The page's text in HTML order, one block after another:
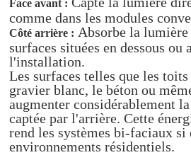
Face avant :
comme dans les modules
Côté arrière : Absorbe la
surfaces situées en dessous ou
l'installation.
Les surfaces telles que les
gravier blanc, le béton ou
augmenter considérablement
captée par l'arrière. Cette
rend les systèmes bi-faciaux si
environnements résidentiels.